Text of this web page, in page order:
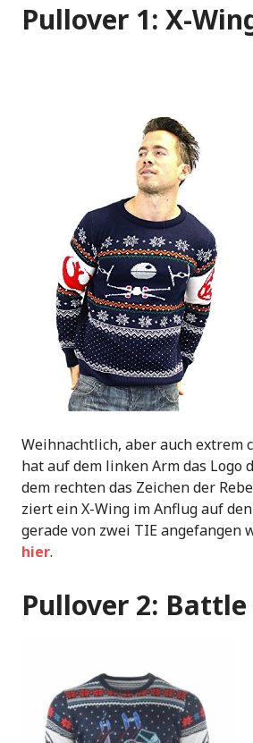
Pullover 1: X-
Weihnachtlich, aber auch extrem
hat auf dem linken Arm das Logo
dem rechten das Zeichen der
ziert ein X-Wing im Anflug auf
gerade von zwei TIE angefangen
hier.
Pullover 2: